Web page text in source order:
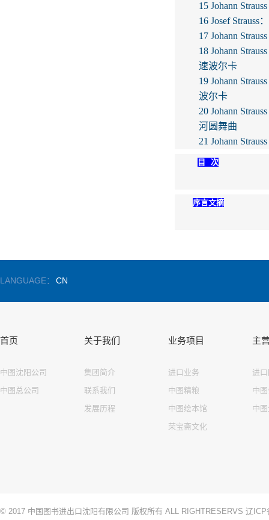
15 Johann
16 Josef
17 Johann
18 Johann
速波尔卡
19 Johann
波尔卡
20 Johann
河圆舞曲
21 Johann
目 次
序言文摘
LANGUAGE： CN
首页
中图沈阳公司
中图总公司
关于我们
集团简介
联系我们
发展历程
业务项目
进口业务
中图精粮
中图绘本馆
荣宝斋文化
主
进
中
中
© 2017 中国图书进出口沈阳有限公司 版权所有 ALL RIGHTRESERVS 辽ICP